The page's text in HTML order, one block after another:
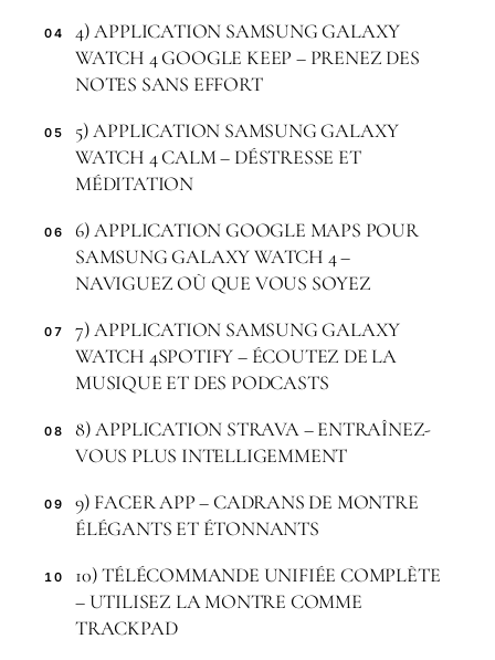
04
4) APPLICATION SAMSUNG GALAXY
WATCH 4 GOOGLE KEEP – PRENEZ DES
NOTES SANS EFFORT
05
5) APPLICATION SAMSUNG GALAXY
WATCH 4 CALM – DÉSTRESSE ET
MÉDITATION
06
6) APPLICATION GOOGLE MAPS POUR
SAMSUNG GALAXY WATCH 4 –
NAVIGUEZ OÙ QUE VOUS SOYEZ
07
7) APPLICATION SAMSUNG GALAXY
WATCH 4SPOTIFY – ÉCOUTEZ DE LA
MUSIQUE ET DES PODCASTS
08
8) APPLICATION STRAVA – ENTRAÎNEZ-
VOUS PLUS INTELLIGEMMENT
09
9) FACER APP – CADRANS DE MONTRE
ÉLÉGANTS ET ÉTONNANTS
10
10) TÉLÉCOMMANDE UNIFIÉE COMPLÈTE
– UTILISEZ LA MONTRE COMME
TRACKPAD